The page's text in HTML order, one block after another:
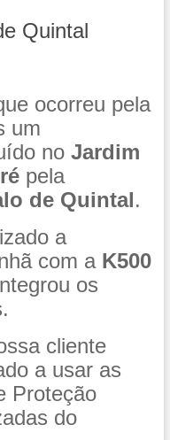
Quintal
ocorreu pela
um
no Jardim
pela
de Quintal.
a
com a K500
os
cliente
a usar as
Proteção
do